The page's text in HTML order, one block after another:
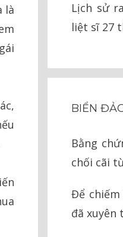
là
Lịch sử
liệt sĩ 27
BIỂN
Bằng
chối cãi
Để
đã xuyên